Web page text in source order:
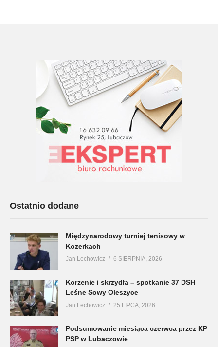
Ostatnio dodane
Międzynarodowy turniej tenisowy w
Kozerkach
Jan Lechowicz 6 SIERPNIA, 2026
Korzenie i skrzydła – spotkanie 37 DSH
Leśne Sowy Oleszyce
Jan Lechowicz 25 LIPCA, 2026
Podsumowanie miesiąca czerwca przez KP
PSP w Lubaczowie